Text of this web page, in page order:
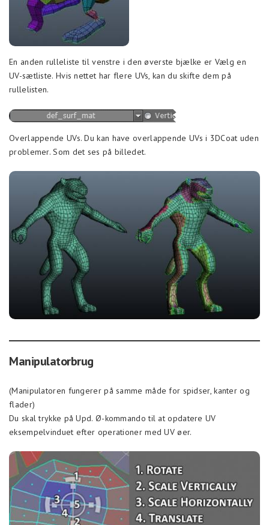
En anden rulleliste til venstre i den øverste bjælke er Vælg en
UV-sætliste. Hvis nettet har flere UVs, kan du skifte dem på
rullelisten.
Overlappende UVs. Du kan have overlappende UVs i 3DCoat uden
problemer. Som det ses på billedet.
Manipulatorbrug
(Manipulatoren fungerer på samme måde for spidser, kanter og
flader)
Du skal trykke på Upd. Ø-kommando til at opdatere UV
eksempelvinduet efter operationer med UV øer.